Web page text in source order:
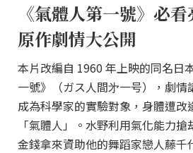
《氣體人第一號》必
原作劇情大公開
本片改編自 1960 年上映的同名日
一號》（ガス人間㐧一号），劇情
成為科學家的實驗對象，身體遭改
「氣體人」。水野利用氣化能力
金錢拿來資助他的舞蹈家戀人藤千